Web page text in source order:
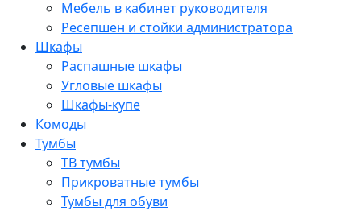
Мебель в кабинет руководителя
Ресепшен и стойки администратора
Шкафы
Распашные шкафы
Угловые шкафы
Шкафы-купе
Комоды
Тумбы
ТВ тумбы
Прикроватные тумбы
Тумбы для обуви